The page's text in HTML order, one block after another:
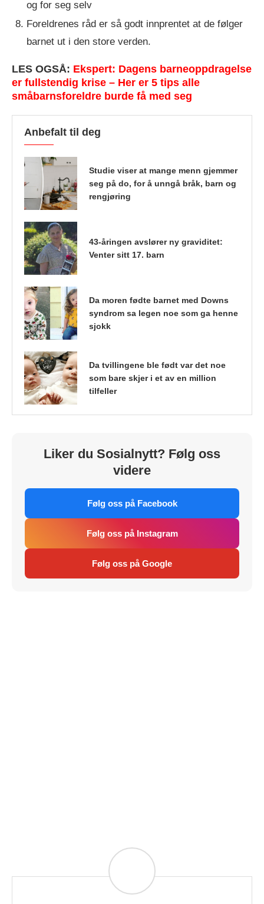
og for seg selv
Foreldrenes råd er så godt innprentet at de følger
barnet ut i den store verden.
LES OGSÅ: Ekspert: Dagens barneoppdragelse
er fullstendig krise – Her er 5 tips alle
småbarnsforeldre burde få med seg
Anbefalt til deg
Studie viser at mange menn gjemmer
seg på do, for å unngå bråk, barn og
rengjøring
43-åringen avslører ny graviditet:
Venter sitt 17. barn
Da moren fødte barnet med Downs
syndrom sa legen noe som ga henne
sjokk
Da tvillingene ble født var det noe
som bare skjer i et av en million
tilfeller
Liker du Sosialnytt? Følg oss
videre
Følg oss på Facebook
Følg oss på Instagram
Følg oss på Google